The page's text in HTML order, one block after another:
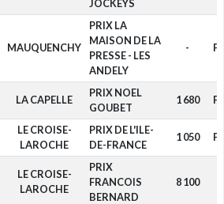
JOCKEYS
MAUQUENCHY
PRIX LA
MAISON DE LA
PRESSE - LES
ANDELY
-
LA CAPELLE
PRIX NOEL
GOUBET
1 680
LE CROISE-
LAROCHE
PRIX DE L'ILE-
DE-FRANCE
1 050
LE CROISE-
LAROCHE
PRIX
FRANCOIS
BERNARD
8 100